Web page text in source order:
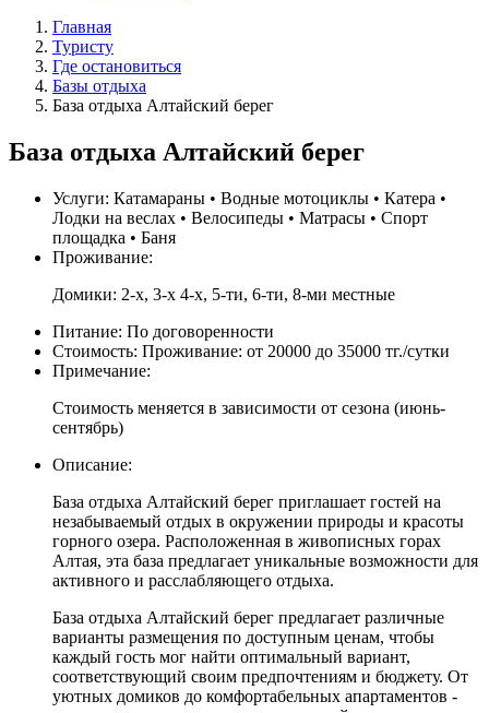
Главная
Туристу
Где остановиться
Базы отдыха
База отдыха Алтайский берег
База отдыха Алтайский берег
Услуги: Катамараны • Водные мотоциклы • Катера •
Лодки на веслах • Велосипеды • Матрасы • Спорт
площадка • Баня
Проживание:
Домики: 2-х, 3-х 4-х, 5-ти, 6-ти, 8-ми местные
Питание: По договоренности
Стоимость: Проживание: от 20000 до 35000 тг./сутки
Примечание:
Стоимость меняется в зависимости от сезона (июнь-
сентябрь)
Описание:
База отдыха Алтайский берег приглашает гостей на
незабываемый отдых в окружении природы и красоты
горного озера. Расположенная в живописных горах
Алтая, эта база предлагает уникальные возможности для
активного и расслабляющего отдыха.
База отдыха Алтайский берег предлагает различные
варианты размещения по доступным ценам, чтобы
каждый гость мог найти оптимальный вариант,
соответствующий своим предпочтениям и бюджету. От
уютных домиков до комфортабельных апартаментов -